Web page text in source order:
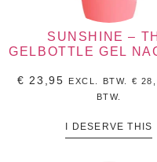
SUNSHINE –
GELBOTTLE GEL
€ 23,95 EXCL. BTW. €
BTW.
I DESERVE THIS